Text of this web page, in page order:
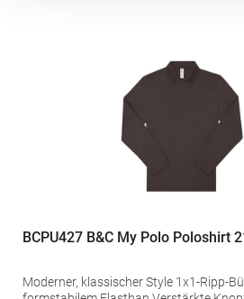
BCPU427 B&C My Polo Poloshirt
Moderner, klassischer Style 1x1-Ripp-Bündchen mit